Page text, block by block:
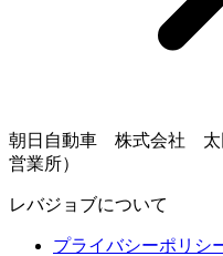
朝日自動車 株式会社 太
営業所）
レバジョブについて
プライバシーポリシ